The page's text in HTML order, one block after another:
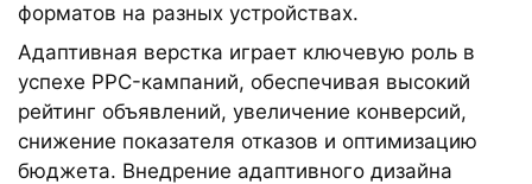
форматов на разных устройствах.
Адаптивная верстка играет ключевую роль в
успехе PPC-кампаний, обеспечивая высокий
рейтинг объявлений, увеличение конверсий,
снижение показателя отказов и оптимизацию
бюджета. Внедрение адаптивного дизайна